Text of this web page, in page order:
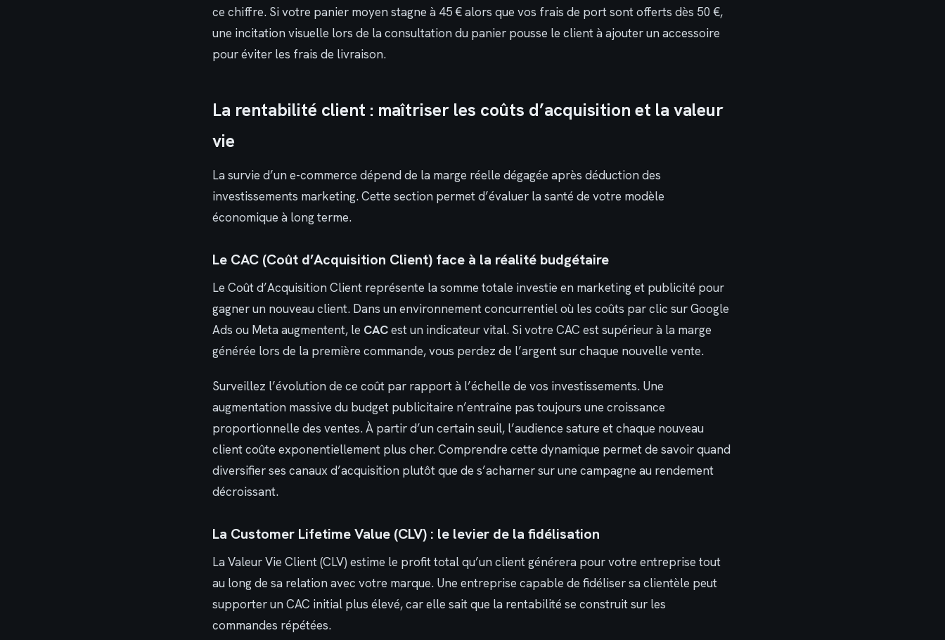
ce chiffre. Si votre panier moyen stagne à 45 € alors que vos frais de port sont offerts dès 50 €,
une incitation visuelle lors de la consultation du panier pousse le client à ajouter un accessoire
pour éviter les frais de livraison.
La rentabilité client : maîtriser les coûts d’acquisition et la valeur
vie
La survie d’un e-commerce dépend de la marge réelle dégagée après déduction des
investissements marketing. Cette section permet d’évaluer la santé de votre modèle
économique à long terme.
Le CAC (Coût d’Acquisition Client) face à la réalité budgétaire
Le Coût d’Acquisition Client représente la somme totale investie en marketing et publicité pour
gagner un nouveau client. Dans un environnement concurrentiel où les coûts par clic sur Google
Ads ou Meta augmentent, le CACest un indicateur vital. Si votre CAC est supérieur à la marge
générée lors de la première commande, vous perdez de l’argent sur chaque nouvelle vente.
Surveillez l’évolution de ce coût par rapport à l’échelle de vos investissements. Une
augmentation massive du budget publicitaire n’entraîne pas toujours une croissance
proportionnelle des ventes. À partir d’un certain seuil, l’audience sature et chaque nouveau
client coûte exponentiellement plus cher. Comprendre cette dynamique permet de savoir quand
diversifier ses canaux d’acquisition plutôt que de s’acharner sur une campagne au rendement
décroissant.
La Customer Lifetime Value (CLV) : le levier de la fidélisation
La Valeur Vie Client (CLV) estime le profit total qu’un client générera pour votre entreprise tout
au long de sa relation avec votre marque. Une entreprise capable de fidéliser sa clientèle peut
supporter un CAC initial plus élevé, car elle sait que la rentabilité se construit sur les
commandes répétées.